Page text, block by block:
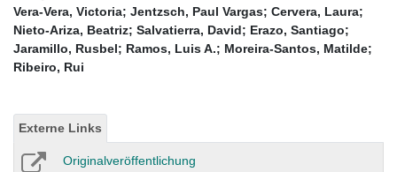
Vera-Vera, Victoria; Jentzsch, Paul Vargas; Cervera, Laura;
Nieto-Ariza, Beatriz; Salvatierra, David; Erazo, Santiago;
Jaramillo, Rusbel; Ramos, Luis A.; Moreira-Santos, Matilde;
Ribeiro, Rui
Externe Links
Originalveröffentlichung